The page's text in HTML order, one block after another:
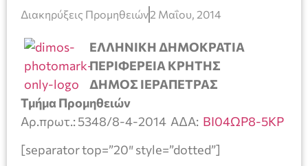
Διακηρύξεις Προμηθειών2 Μαΐου, 2014
ΕΛΛΗΝΙΚΗ ΔΗΜΟΚΡΑΤΙΑ
ΠΕΡΙΦΕΡΕΙΑ ΚΡΗΤΗΣ
ΔΗΜΟΣ ΙΕΡΑΠΕΤΡΑΣ
Τμήμα Προμηθειών
Αρ.πρωτ.: 5348/8-4-2014 ΑΔΑ: ΒΙ04ΩΡ8-5ΚΡ
[separator top=”20″ style=”dotted”]